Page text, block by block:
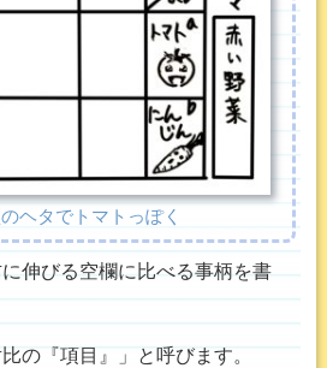
ヘタでトマトっぽく
伸びる空欄に比べる事柄を書
の『項目』」と呼びます。